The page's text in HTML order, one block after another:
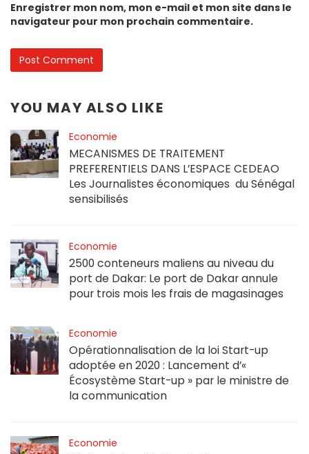
Enregistrer mon nom, mon e-mail et mon site dans le
navigateur pour mon prochain commentaire.
YOU MAY ALSO LIKE
Economie
MECANISMES DE TRAITEMENT
PREFERENTIELS DANS L’ESPACE CEDEAO
Les Journalistes économiques du Sénégal
sensibilisés
Economie
2500 conteneurs maliens au niveau du
port de Dakar: Le port de Dakar annule
pour trois mois les frais de magasinages
Economie
Opérationnalisation de la loi Start-up
adoptée en 2020 : Lancement d’«
Écosystème Start-up » par le ministre de
la communication
Economie